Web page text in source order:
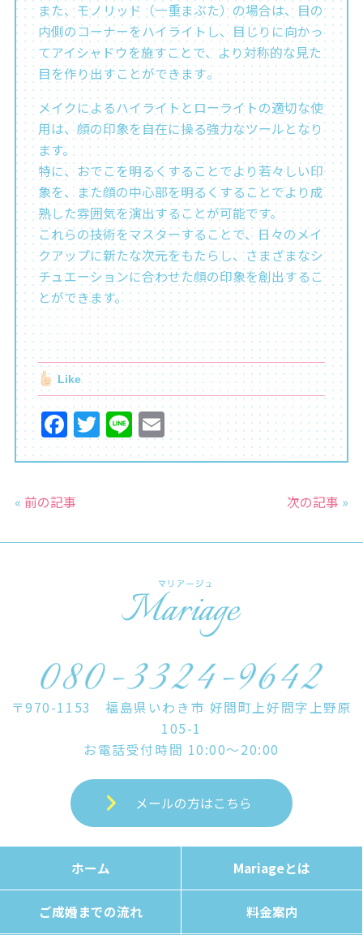
また、モノリッド（一重まぶた）の場合は、目の
内側のコーナーをハイライトし、目じりに向かっ
てアイシャドウを施すことで、より対称的な見た
目を作り出すことができます​​。
メイクによるハイライトとローライトの適切な使
用は、顔の印象を自在に操る強力なツールとなり
ます。
特に、おでこを明るくすることでより若々しい印
象を、また顔の中心部を明るくすることでより成
熟した雰囲気を演出することが可能です。
これらの技術をマスターすることで、日々のメイ
クアップに新たな次元をもたらし、さまざまなシ
チュエーションに合わせた顔の印象を創出するこ
とができます。
Like
F
a
e
o
T
w
Li
n
E
m
« 前の記事 次の記事 »
〒970-1153 福島県いわき市 好間町上好間字上野原
105-1
お電話受付時間 10:00～20:00
メールの方はこちら
ホーム Mariageとは
ご成婚までの流れ 料金案内